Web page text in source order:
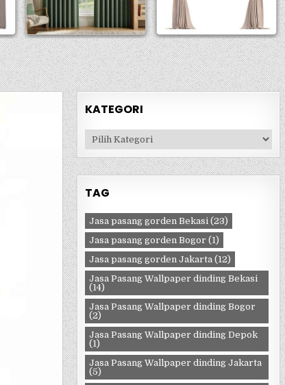
KATEGORI
Kategori
TAG
Jasa pasang gorden Bekasi(23)
Jasa pasang gorden Bogor (1)
Jasa pasang gorden Jakarta(12)
Jasa Pasang Wallpaper dinding Bekasi
(14)
Jasa Pasang Wallpaper dinding Bogor
(2)
Jasa Pasang Wallpaper dinding Depok
(1)
Jasa Pasang Wallpaper dinding Jakarta
(5)